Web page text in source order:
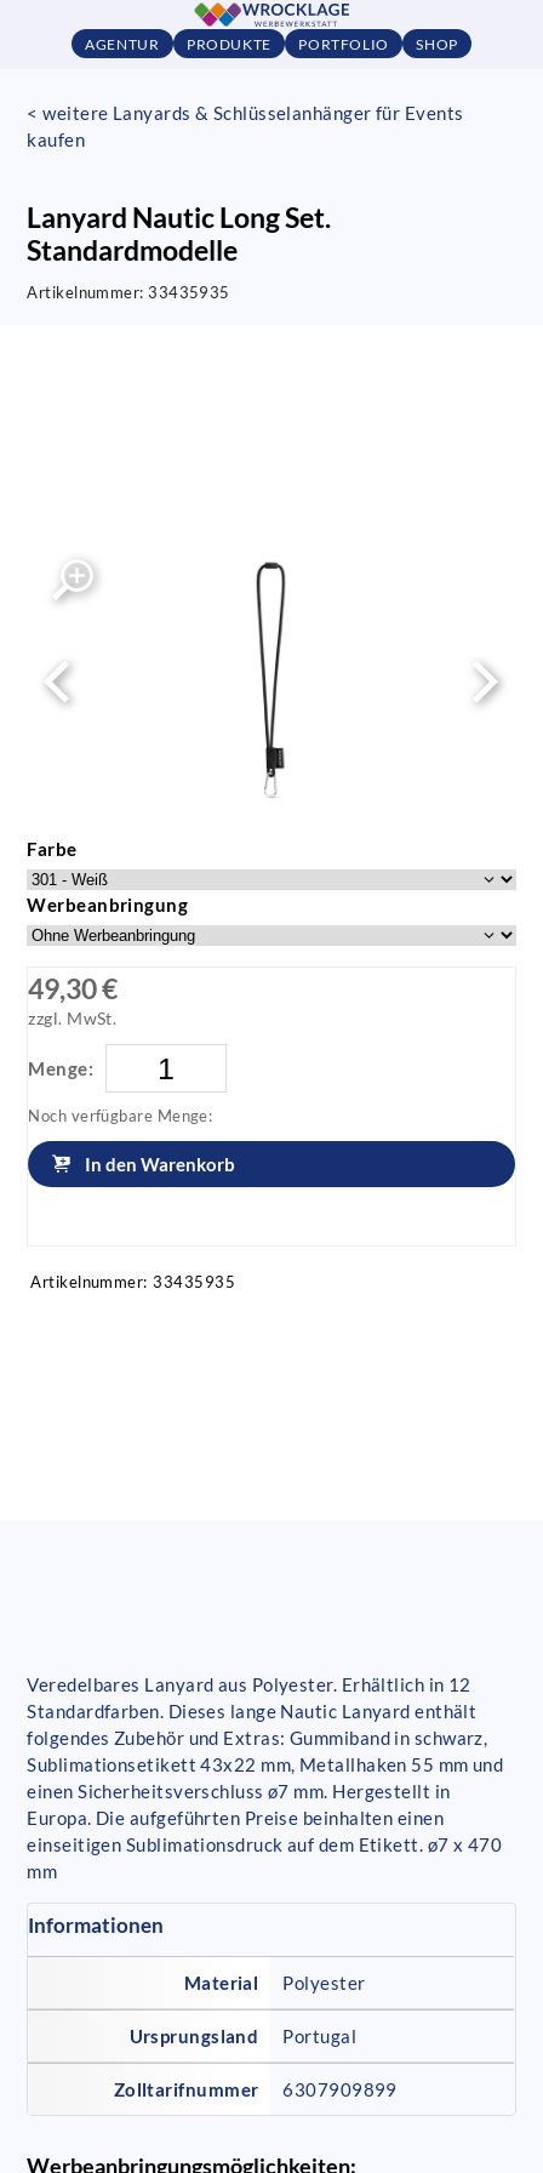
AGENTUR PRODUKTE PORTFOLIO SHOP
< weitere Lanyards & Schlüsselanhänger für Events
kaufen
Lanyard Nautic Long Set.
Standardmodelle
Artikelnummer:33435935
Farbe
Werbeanbringung
49,30 €
zzgl. MwSt.
Menge:
Noch verfügbare Menge:
In den Warenkorb
Artikelnummer: 33435935
Veredelbares Lanyard aus Polyester. Erhältlich in 12
Standardfarben. Dieses lange Nautic Lanyard enthält
folgendes Zubehör und Extras: Gummiband in schwarz,
Sublimationsetikett 43x22 mm, Metallhaken 55 mm und
einen Sicherheitsverschluss ø7 mm. Hergestellt in
Europa. Die aufgeführten Preise beinhalten einen
einseitigen Sublimationsdruck auf dem Etikett. ø7 x 470
mm
Informationen
Material Polyester
Ursprungsland Portugal
Zolltarifnummer 6307909899
Werbeanbringungsmöglichkeiten: